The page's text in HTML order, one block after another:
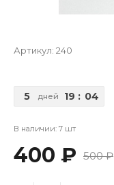
Артикул: 240
5 дней 19 : 04
В наличии: 7 шт
400 ₽ 500 ₽